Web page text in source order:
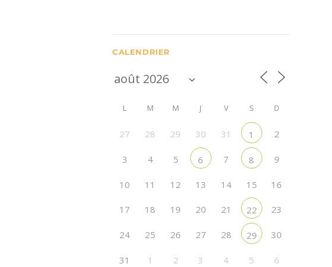
CALENDRIER
L M M J V S D
27 28 29 30 31 1 2
3 4 5 6 7 8 9
10 11 12 13 14 15 16
17 18 19 20 21 22 23
24 25 26 27 28 29 30
31 1 2 3 4 5 6